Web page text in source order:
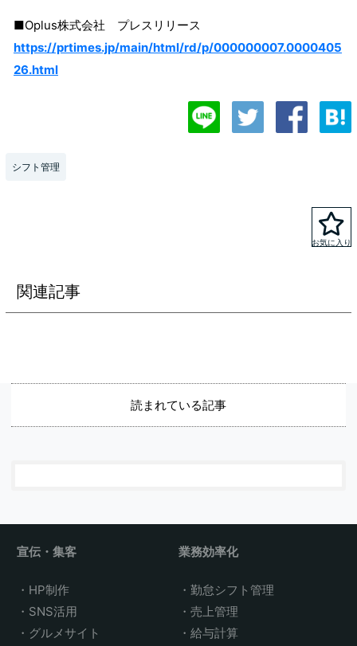
■Oplus株式会社 プレスリリース
https://prtimes.jp/main/html/rd/p/000000007.0000405
26.html
シフト管理
関連記事
読まれている記事
宣伝・集客
HP制作
SNS活用
グルメサイト
業務効率化
勤怠シフト管理
売上管理
給与計算